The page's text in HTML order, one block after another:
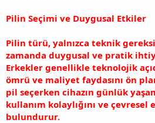
Pilin Seçimi ve Duygusal Etkiler
Pilin türü, yalnızca teknik
zamanda duygusal ve pratik
Erkekler genellikle teknolojik
ömrü ve maliyet faydasını ön
pil seçerken cihazın günlük
kullanım kolaylığını ve
bulundurur.